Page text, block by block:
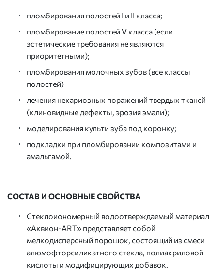
пломбирования полостей I и II класса;
пломбирование полостей V класса (если
эстетические требования не являются
приоритетными);
пломбирования молочных зубов (все классы
полостей)
лечения некариозных поражений твердых тканей
(клиновидные дефекты, эрозия эмали);
моделирования культи зуба под коронку;
подкладки при пломбировании композитами и
амальгамой.
СОСТАВ И ОСНОВНЫЕ СВОЙСТВА
Стеклоиономерный водоотверждаемый материал
«Аквион-ART» представляет собой
мелкодисперсный порошок, состоящий из смеси
алюмофторсиликатного стекла, полиакриловой
кислоты и модифицирующих добавок.